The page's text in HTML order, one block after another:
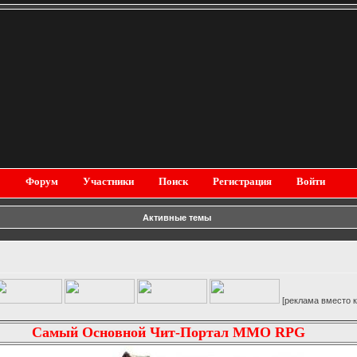
Форум Участники Поиск Регистрация Войти
Активные темы
[реклама вместо картинки]
Самый Основной Чит-Портал MMO RPG